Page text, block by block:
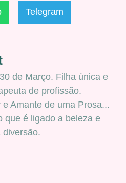
Telegram
de Março. Filha única e
de profissão.
Amante de uma Prosa...
que é ligado a beleza e
diversão.